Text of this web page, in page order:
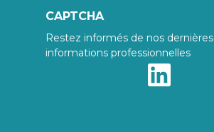
CAPTCHA
Restez informés de nos dernières
informations professionnelles